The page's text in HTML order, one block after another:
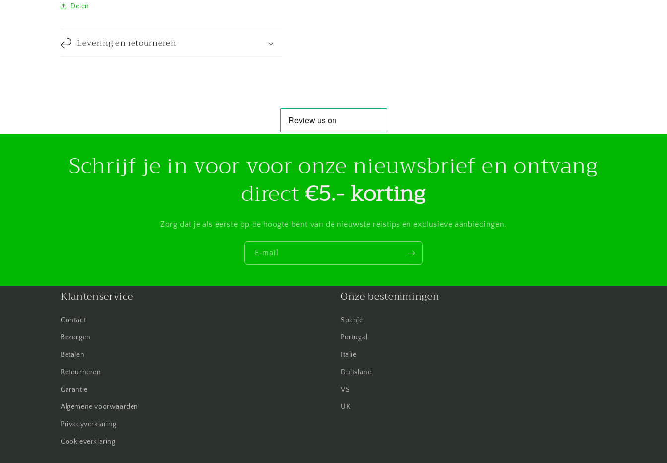
Delen
Levering en retourneren
Schrijf je in voor voor onze nieuwsbrief en ontvang
direct€5.- korting
Zorg dat je als eerste op de hoogte bent van de nieuwste reistips en exclusieve aanbiedingen.
E‑mail
Klantenservice
Contact
Bezorgen
Betalen
Retourneren
Garantie
Algemene voorwaarden
Privacyverklaring
Cookieverklaring
Onze bestemmingen
Spanje
Portugal
Italie
Duitsland
VS
UK